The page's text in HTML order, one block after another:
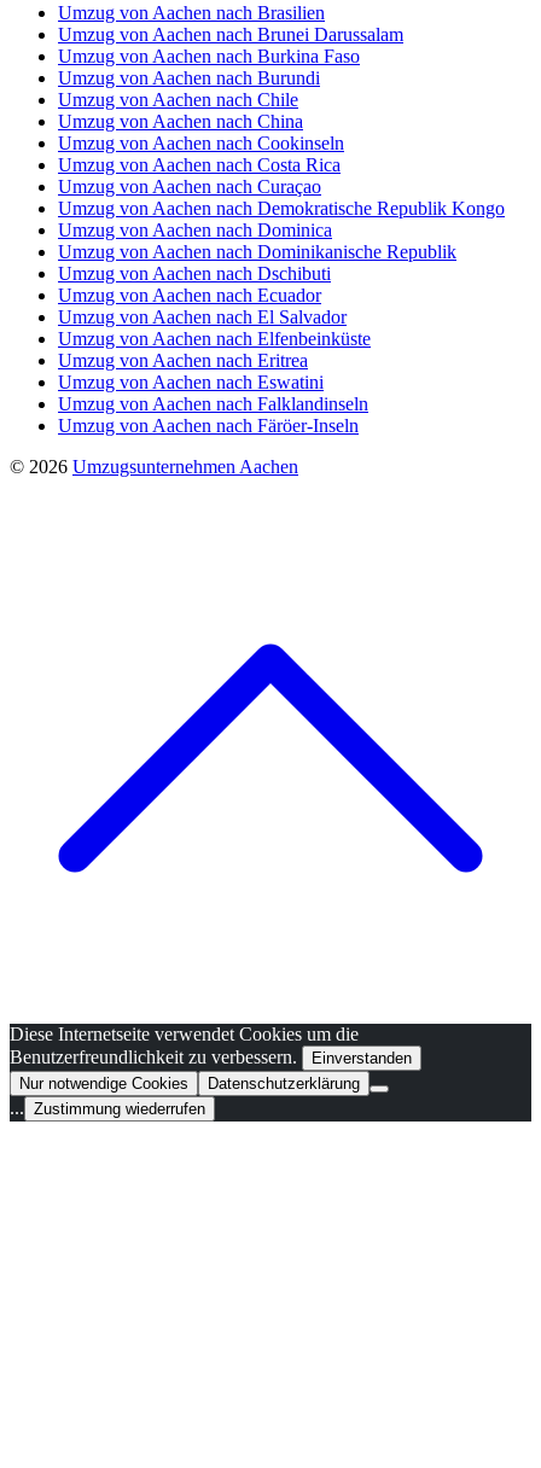
Umzug von Aachen nach Brasilien
Umzug von Aachen nach Brunei Darussalam
Umzug von Aachen nach Burkina Faso
Umzug von Aachen nach Burundi
Umzug von Aachen nach Chile
Umzug von Aachen nach China
Umzug von Aachen nach Cookinseln
Umzug von Aachen nach Costa Rica
Umzug von Aachen nach Curaçao
Umzug von Aachen nach Demokratische Republik Kongo
Umzug von Aachen nach Dominica
Umzug von Aachen nach Dominikanische Republik
Umzug von Aachen nach Dschibuti
Umzug von Aachen nach Ecuador
Umzug von Aachen nach El Salvador
Umzug von Aachen nach Elfenbeinküste
Umzug von Aachen nach Eritrea
Umzug von Aachen nach Eswatini
Umzug von Aachen nach Falklandinseln
Umzug von Aachen nach Färöer-Inseln
© 2026 Umzugsunternehmen Aachen
Diese Internetseite verwendet Cookies um die
Benutzerfreundlichkeit zu verbessern.
Einverstanden
Nur notwendige Cookies
Datenschutzerklärung
... Zustimmung wiederrufen